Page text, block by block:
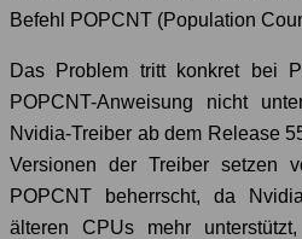
Befehl POPCNT (Population
Das Problem tritt konkret bei
POPCNT-Anweisung nicht
Nvidia-Treiber ab dem Release
Versionen der Treiber setzen
POPCNT beherrscht, da
älteren CPUs mehr